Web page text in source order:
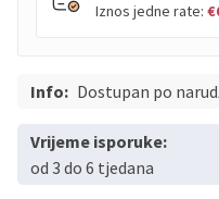
Iznos jedne rate:
PBZ
Erste
Info: Dostupan po
Vrijeme isporuke:
od 3 do 6 tjedana